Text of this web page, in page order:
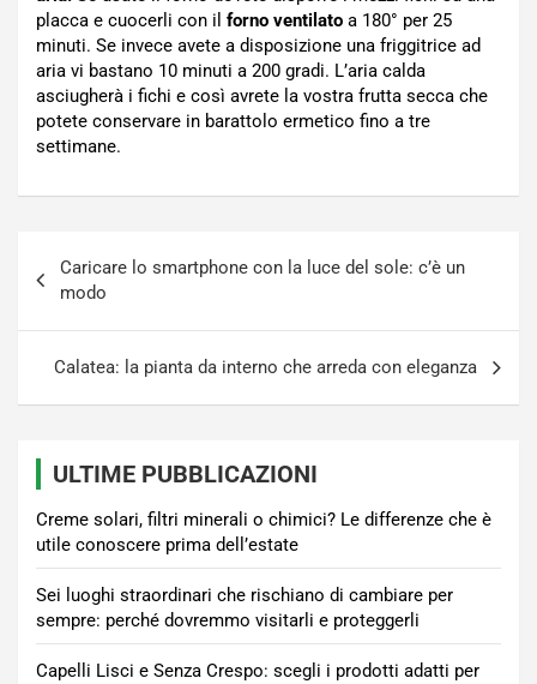
placca e cuocerli con il forno ventilato a 180° per 25
minuti. Se invece avete a disposizione una friggitrice ad
aria vi bastano 10 minuti a 200 gradi. L’aria calda
asciugherà i fichi e così avrete la vostra frutta secca che
potete conservare in barattolo ermetico fino a tre
settimane.
articoli
Caricare lo smartphone con la luce del sole: c’è un
modo
Calatea: la pianta da interno che arreda con eleganza
ULTIME PUBBLICAZIONI
Creme solari, filtri minerali o chimici? Le differenze che è
utile conoscere prima dell’estate
Sei luoghi straordinari che rischiano di cambiare per
sempre: perché dovremmo visitarli e proteggerli
Capelli Lisci e Senza Crespo: scegli i prodotti adatti per